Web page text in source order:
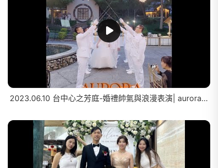
2023.06.10 台中心之芳庭-婚禮帥氣與浪漫表演| aurora_danceshow